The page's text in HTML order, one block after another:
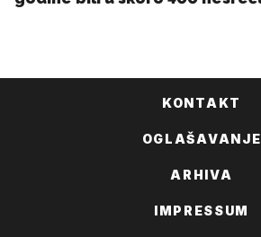
KONTAKT
OGLAŠAVANJE
ARHIVA
IMPRESSUM